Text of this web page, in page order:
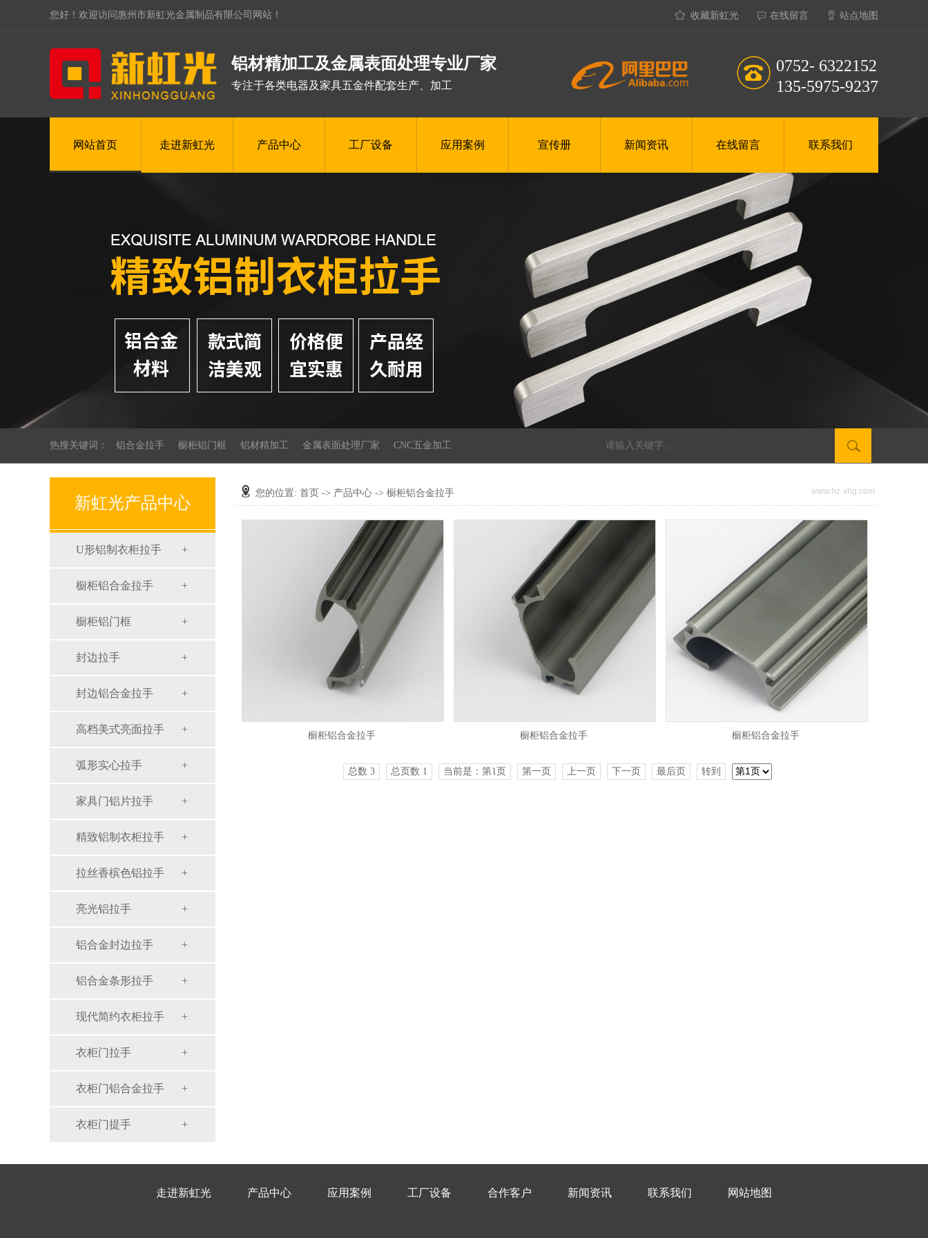
收藏新虹光 在线留言 站点地图
您好！欢迎访问惠州市新虹光金属制品有限公司网站！
铝材精加工及金属表面处理专业厂家
专注于各类电器及家具五金件配套生产、加工
0752- 6322152
135-5975-9237
网站首页 走进新虹光 产品中心 工厂设备 应用案例 宣传册 新闻资讯 在线留言 联系我们
热搜关键词： 铝合金拉手 橱柜铝门框 铝材精加工 金属表面处理厂家 CNC五金加工
新虹光产品中心
U形铝制衣柜拉手
橱柜铝合金拉手
橱柜铝门框
封边拉手
封边铝合金拉手
高档美式亮面拉手
弧形实心拉手
家具门铝片拉手
精致铝制衣柜拉手
拉丝香槟色铝拉手
亮光铝拉手
铝合金封边拉手
铝合金条形拉手
现代简约衣柜拉手
衣柜门拉手
衣柜门铝合金拉手
衣柜门提手
您的位置: 首页 -> 产品中心 -> 橱柜铝合金拉手 www.hz-xhg.com
橱柜铝合金拉手 橱柜铝合金拉手 橱柜铝合金拉手
总数 3 总页数 1 当前是：第1页 第一页 上一页 下一页 最后页 转到
走进新虹光 产品中心 应用案例 工厂设备 合作客户 新闻资讯 联系我们 网站地图